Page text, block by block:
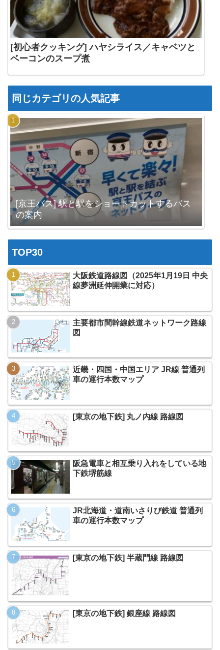
[初心者クッキング] ハヤシライス／キャベツと
ベーコンのスープ煮
同じカテゴリの人気記事
[京王バス] 駅と駅をショートカットするバス
の案内
TOP30
大阪鉄道路線図（2025年1月19日 中央
線夢洲延伸開業に対応）
主要都市間幹線鉄道ネットワーク路線
図
近畿・四国・中国エリア JR線 普通列
車の運行本数マップ
[東京の地下鉄] 丸ノ内線 路線図
阪急電車と相互乗り入れをしている地
下鉄堺筋線
JR北海道・道南いさりび鉄道 普通列
車の運行本数マップ
[東京の地下鉄] 半蔵門線 路線図
[東京の地下鉄] 銀座線 路線図